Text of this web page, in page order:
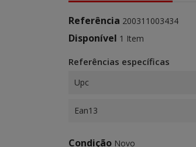
Referência 200311003434
Disponível 1 Item
Referências específicas
Upc
Ean13
Condição Novo